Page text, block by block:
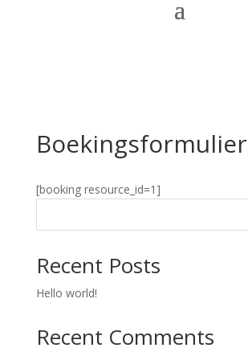
Boekingsformulier
[booking resource_id=1]
Recent Posts
Hello world!
Recent Comments